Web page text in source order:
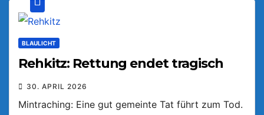
BLAULICHT
Rehkitz: Rettung endet tragisch
30. APRIL 2026
Mintraching: Eine gut gemeinte Tat führt zum Tod.